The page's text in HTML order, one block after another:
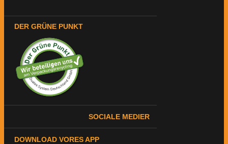
DER GRÜNE PUNKT
SOCIALE MEDIER
DOWNLOAD VORES APP